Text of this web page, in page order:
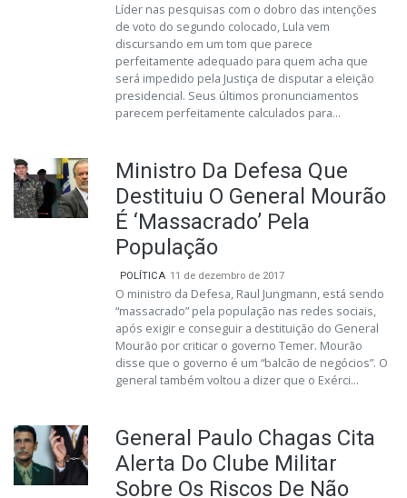
Líder nas pesquisas com o dobro das intenções
de voto do segundo colocado, Lula vem
discursando em um tom que parece
perfeitamente adequado para quem acha que
será impedido pela Justiça de disputar a eleição
presidencial. Seus últimos pronunciamentos
parecem perfeitamente calculados para...
Ministro Da Defesa Que
Destituiu O General Mourão
É ‘Massacrado’ Pela
População
POLÍTICA 11 de dezembro de 2017
O ministro da Defesa, Raul Jungmann, está sendo
“massacrado” pela população nas redes sociais,
após exigir e conseguir a destituição do General
Mourão por criticar o governo Temer. Mourão
disse que o governo é um “balcão de negócios”. O
general também voltou a dizer que o Exérci...
General Paulo Chagas Cita
Alerta Do Clube Militar
Sobre Os Riscos De Não